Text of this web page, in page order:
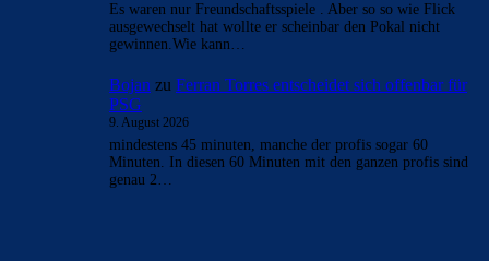
Es waren nur Freundschaftsspiele . Aber so so wie Flick
ausgewechselt hat wollte er scheinbar den Pokal nicht
gewinnen.Wie kann…
Bojan zu Ferran Torres entscheidet sich offenbar für
PSG
9. August 2026
mindestens 45 minuten, manche der profis sogar 60
Minuten. In diesen 60 Minuten mit den ganzen profis sind
genau 2…